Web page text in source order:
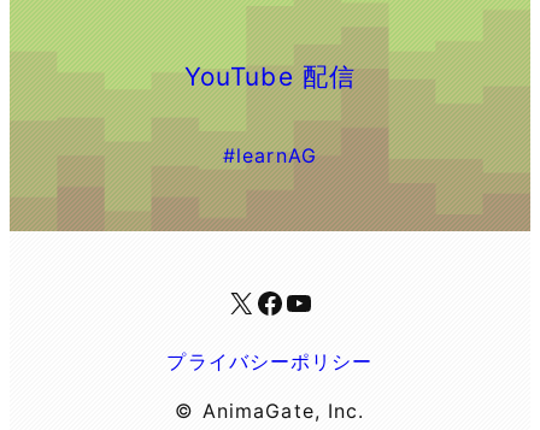
YouTube 配信
#learnAG
X Facebook
YouTube
プライバシーポリシー
© AnimaGate, Inc.